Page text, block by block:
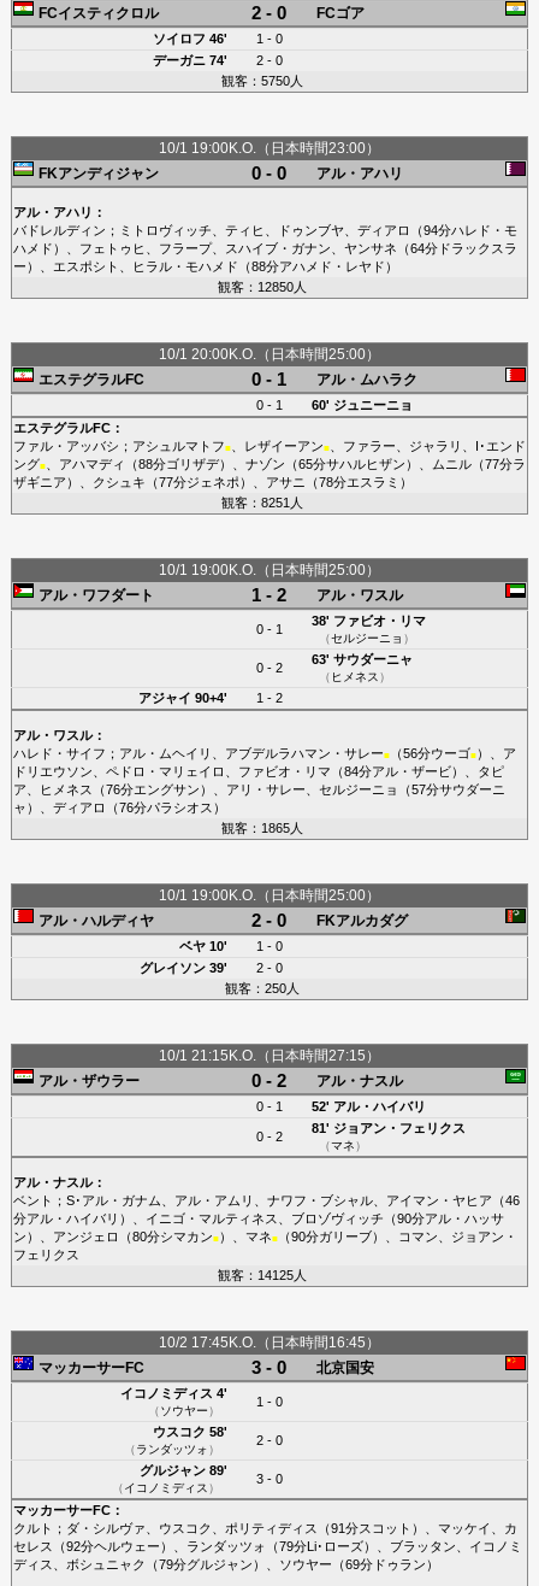
FCイスティクロル
2 - 0 FCゴア
ソイロフ 46'
1 - 0
デーガニ 74'
2 - 0
観客：5750人
10/1 19:00K.O.（日本時間23:00）
FKアンディジャン
0 - 0 アル・アハリ
アル・アハリ ：
バドレルディン ； ミトロヴィッチ ティヒ ドゥンブヤ ディアロ （94分ハレド・モ
ハメド ）、 フェトゥヒ フラープ、 スハイブ・ガナン ヤンサネ （64分ドラックスラ
ー ）、 エスポシト ヒラル・モハメド （88分アハメド・レヤド ）
観客：12850人
10/1 20:00K.O.（日本時間25:00）
エステグラルFC
0 - 1 アル・ムハラク
0 - 1 60' ジュニーニョ
エステグラルFC：
ファル・アッバシ ； アシュルマトフ■、 レザイーアン■、 ファラー ジャラリ
I･エンド
ング■、 アハマディ （88分ゴリザデ）、 ナゾン （65分サハルヒザン ）、 ムニル（77分ラ
ザギニア ）、 クシュキ （77分ジェネポ ）、 アサニ （78分エスラミ ）
観客：8251人
10/1 19:00K.O.（日本時間25:00）
アル・ワフダート
1 - 2 アル・ワスル
0 - 1
38' ファビオ・リマ
（セルジーニョ ）
0 - 2
63' サウダーニャ
（ ヒメネス ）
アジャイ 90+4' 1 - 2
アル・ワスル：
ハレド・サイフ ； アル・ムヘイリ アブデルラハマン・サレー■（56分ウーゴ■）、 ア
ドリエウソン
ペドロ・マリェイロ ファビオ・リマ （84分アル・ザービ）、 タピ
ア
ヒメネス （76分エングサン ）、 アリ・サレー セルジーニョ （57分サウダーニ
ャ ）、 ディアロ （76分パラシオス ）
観客：1865人
10/1 19:00K.O.（日本時間25:00）
アル・ハルディヤ
2 - 0 FKアルカダグ
ベヤ10'
1 - 0
グレイソン39'
2 - 0
観客：250人
10/1 21:15K.O.（日本時間27:15）
アル・ザウラー
0 - 2 アル・ナスル
0 - 1 52' アル・ハイバリ
0 - 2
81' ジョアン・フェリクス
（マネ）
アル・ナスル：
ベント ； S･アル・ガナム アル・アムリ ナワフ・ブシャル、 アイマン・ヤヒア （46
分アル・ハイバリ ）、 イニゴ・マルティネス ブロゾヴィッチ （90分アル・ハッサ
ン ）、 アンジェロ （80分シマカン■）、 マネ■（90分ガリーブ）、 コマン
ジョアン・
フェリクス
観客：14125人
10/2 17:45K.O.（日本時間16:45）
マッカーサーFC
3 - 0 北京国安
イコノミディス 4'
（ソウヤー）
1 - 0
ウスコク 58'
（ランダッツォ）
2 - 0
グルジャン89'
（イコノミディス ）
3 - 0
マッカーサーFC：
クルト ； ダ・シルヴァ ウスコク ポリティディス （91分スコット ）、 マッケイ
カ
セレス
（92分ヘルウェー ）、 ランダッツォ （79分Li･ローズ）、 ブラッタン
イコノミ
ディス
ボシュニャク （79分グルジャン ）、 ソウヤー （69分ドゥラン ）